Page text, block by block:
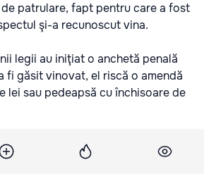
patrulare, fapt pentru care a fost
şi-a recunoscut vina.
legii au iniţiat o anchetă penală
fi găsit vinovat, el riscă o amendă
lei sau pedeapsă cu închisoare de
на новости Point.md в Google